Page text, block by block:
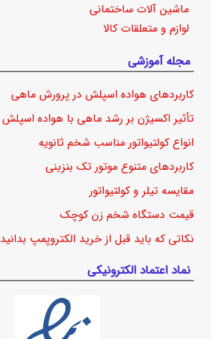
ماشین آلات ساختمانی
لوازم و متعلقات کالا
مجله آموزشی
کاربردهای هواده اسپلش در پرورش ماهی
تأثیر اکسیژن بر رشد ماهی با هواده اسپلش
انواع کولتیواتور مناسب شخم ثانویه
کاربردهای متنوع موتور تک بنزینی
مقایسه تیلر و کولتیواتور
قیمت دستگاه شخم زن کوچک
نکاتی که باید قبل از خرید الکتروپمپ بدانید
نماد اعتماد الکترونیکی